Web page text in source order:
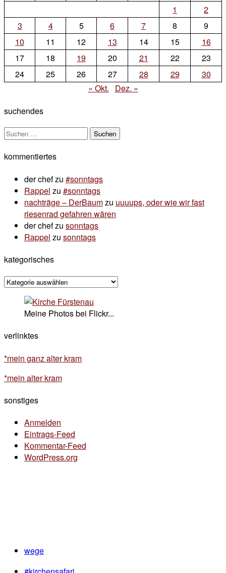
bettag
1
2
3
4 5 6 7 8
9
10
11 12 13 14 15
16
17
18 19 20 21 22
23
24
25 26 27 28 29
30
« Okt.
Dez. »
suchendes
Suchen
kommentiertes
der chefzu #sonntags
Rappel zu #sonntags
nachträge – DerBaumzu uuuups, oder wie wir fast
riesenrad gefahren wären
der chefzu sonntags
Rappel zu sonntags
kategorisches
kategorisches
Meine Photos bei Flickr...
verlinktes
*mein ganz alter kram
*mein alter kram
sonstiges
Anmelden
Eintrags-Feed
Kommentar-Feed
WordPress.org
wege